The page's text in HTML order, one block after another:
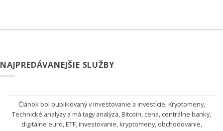
NAJPREDÁVANEJŠIE SLUŽBY
Článok bol publikovaný vInvestovanie a investície,Kryptomeny,
Technické analýzya má tagyanalýza,Bitcoin, cena, centrálne banky,
digitálne euro,ETF,investovanie,kryptomeny, obchodovanie,